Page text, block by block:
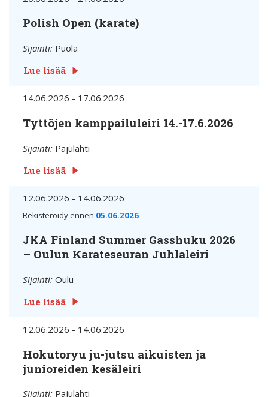
Polish Open (karate)
Sijainti: Puola
Lue lisää
14.06.2026 - 17.06.2026
Tyttöjen kamppailuleiri 14.-17.6.2026
Sijainti: Pajulahti
Lue lisää
12.06.2026 - 14.06.2026
Rekisteröidy ennen 05.06.2026
JKA Finland Summer Gasshuku 2026
– Oulun Karateseuran Juhlaleiri
Sijainti: Oulu
Lue lisää
12.06.2026 - 14.06.2026
Hokutoryu ju-jutsu aikuisten ja
junioreiden kesäleiri
Sijainti: Pajulahti